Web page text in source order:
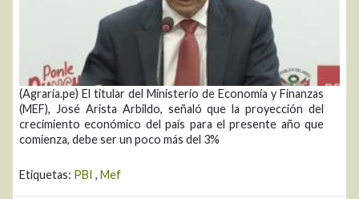
(Agraria.pe) El titular del Ministerio de Economía y Finanzas
(MEF), José Arista Arbildo, señaló que la proyección del
crecimiento económico del país para el presente año que
comienza, debe ser un poco más del 3%
Etiquetas: PBI , Mef